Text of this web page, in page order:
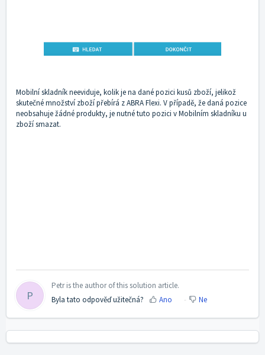
Mobilní skladník neeviduje, kolik je na dané pozici kusů zboží, jelikož
skutečné množství zboží přebírá z ABRA Flexi. V případě, že daná pozice
neobsahuje žádné produkty, je nutné tuto pozici v Mobilním skladníku u
zboží smazat.
P
Petr is the author of this solution article.
Byla tato odpověď užitečná?
Ano Ne